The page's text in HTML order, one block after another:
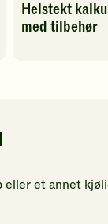
oppskriften
har
din
Helstekt
med tilbehør
eller et annet